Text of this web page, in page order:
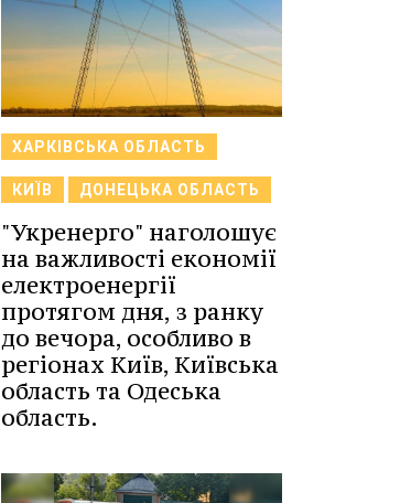
ХАРКІВСЬКА ОБЛАСТЬ
КИЇВ ДОНЕЦЬКА ОБЛАСТЬ
"Укренерго" наголошує
на важливості економії
електроенергії
протягом дня, з ранку
до вечора, особливо в
регіонах Київ, Київська
область та Одеська
область.